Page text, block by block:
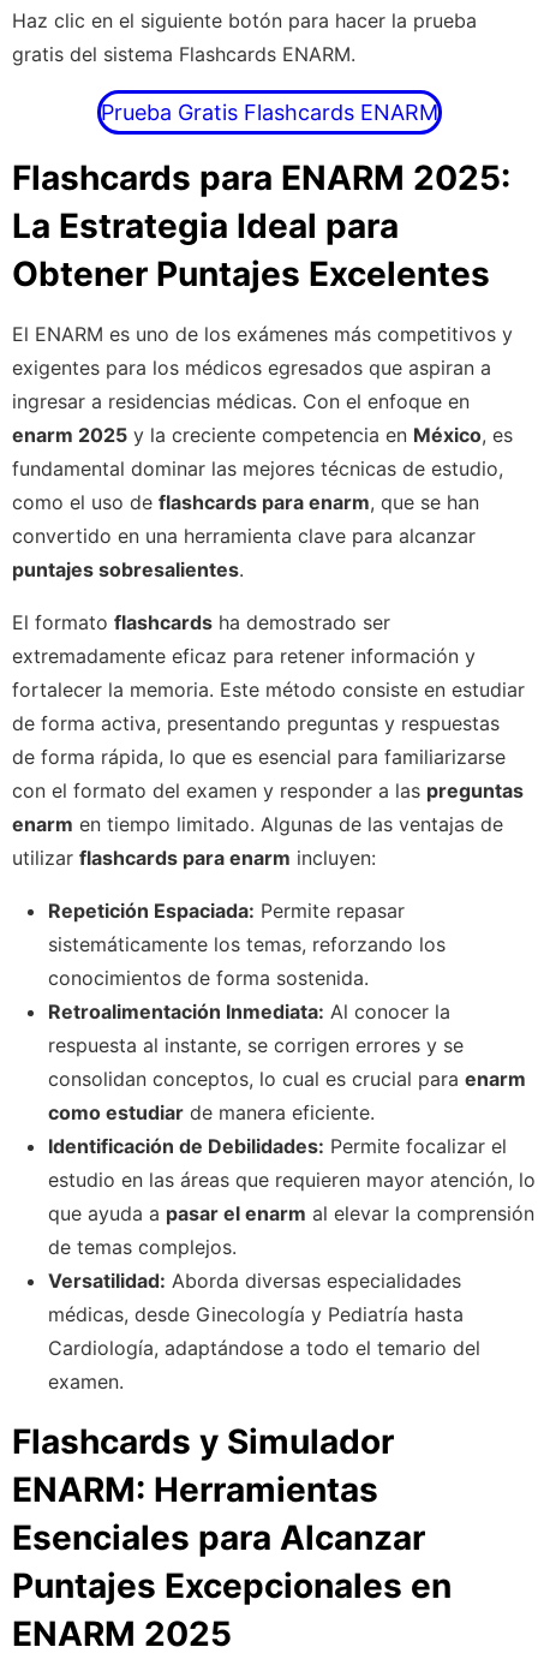
Haz clic en el siguiente botón para hacer la prueba
gratis del sistema Flashcards ENARM.
Prueba Gratis Flashcards ENARM
Flashcards para ENARM 2025:
La Estrategia Ideal para
Obtener Puntajes Excelentes
El ENARM es uno de los exámenes más competitivos y
exigentes para los médicos egresados que aspiran a
ingresar a residencias médicas. Con el enfoque en
enarm 2025 y la creciente competencia en México, es
fundamental dominar las mejores técnicas de estudio,
como el uso de flashcards para enarm, que se han
convertido en una herramienta clave para alcanzar
puntajes sobresalientes.
El formato flashcards ha demostrado ser
extremadamente eficaz para retener información y
fortalecer la memoria. Este método consiste en estudiar
de forma activa, presentando preguntas y respuestas
de forma rápida, lo que es esencial para familiarizarse
con el formato del examen y responder a las preguntas
enarm en tiempo limitado. Algunas de las ventajas de
utilizar flashcards para enarm incluyen:
Repetición Espaciada: Permite repasar
sistemáticamente los temas, reforzando los
conocimientos de forma sostenida.
Retroalimentación Inmediata: Al conocer la
respuesta al instante, se corrigen errores y se
consolidan conceptos, lo cual es crucial para enarm
como estudiar de manera eficiente.
Identificación de Debilidades: Permite focalizar el
estudio en las áreas que requieren mayor atención, lo
que ayuda a pasar el enarm al elevar la comprensión
de temas complejos.
Versatilidad: Aborda diversas especialidades
médicas, desde Ginecología y Pediatría hasta
Cardiología, adaptándose a todo el temario del
examen.
Flashcards y Simulador
ENARM: Herramientas
Esenciales para Alcanzar
Puntajes Excepcionales en
ENARM 2025